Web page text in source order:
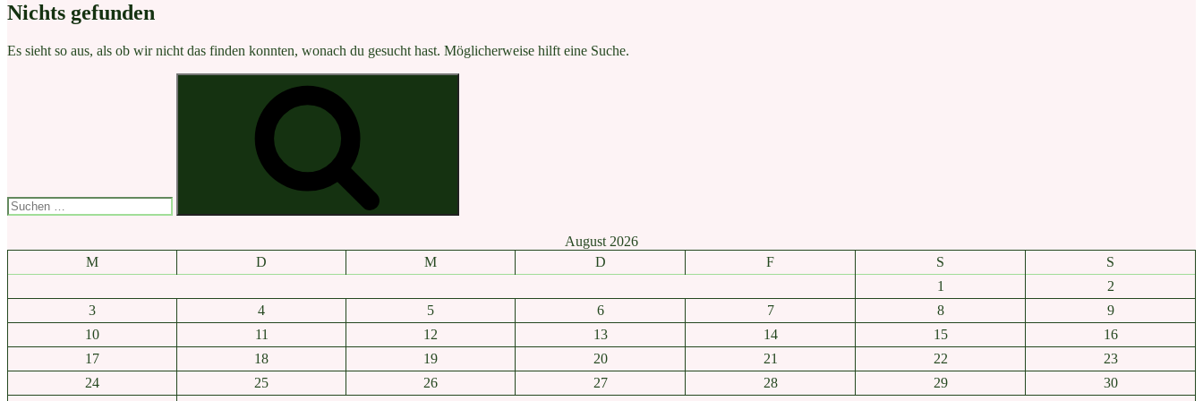
Nichts gefunden
Es sieht so aus, als ob wir nicht das finden konnten, wonach du gesucht hast. Möglicherweise hilft eine Suche.
August 2026
M
D M D F S
S
1
2
3
4 5 6 7 8
9
10
11 12 13 14 15
16
17
18 19 20 21 22
23
24
25 26 27 28 29
30